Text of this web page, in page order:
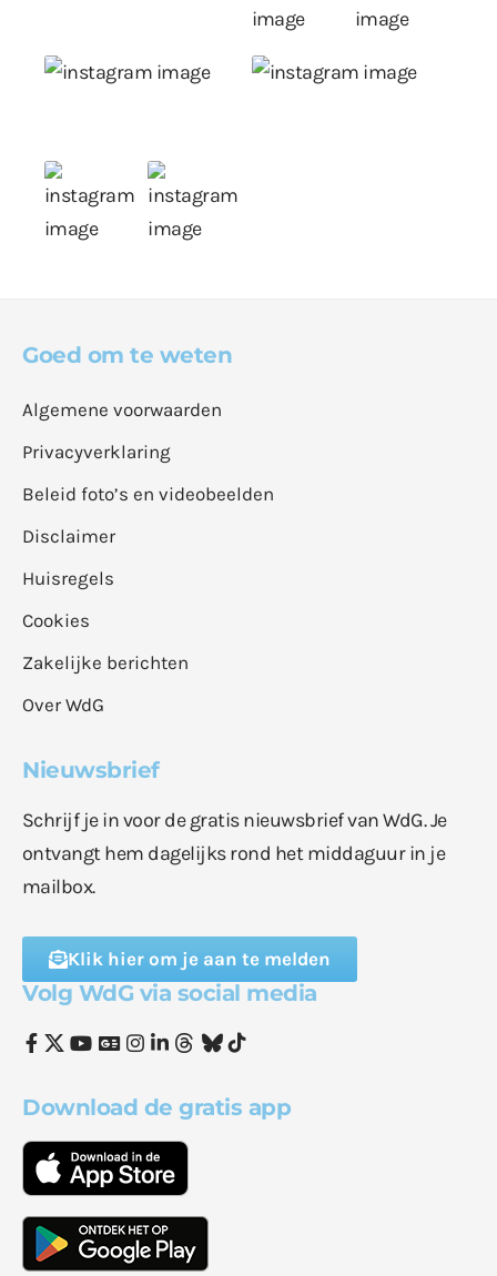
Goed om te weten
Algemene voorwaarden
Privacyverklaring
Beleid foto’s en videobeelden
Disclaimer
Huisregels
Cookies
Zakelijke berichten
Over WdG
Nieuwsbrief
Schrijf je in voor de gratis nieuwsbrief van WdG. Je
ontvangt hem dagelijks rond het middaguur in je
mailbox.
Klik hier om je aan te melden
Volg WdG via social media
Download de gratis app